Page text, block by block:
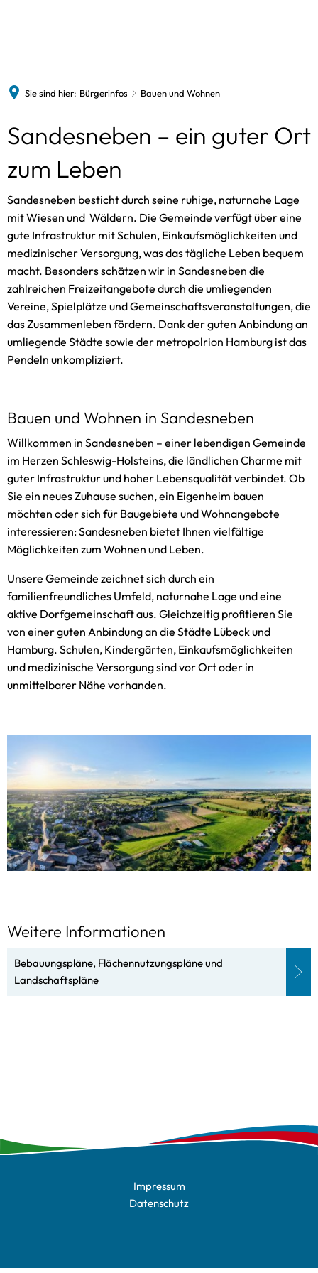
St. MarienkircheGebühren und Steuern
Kitas und Schulen
Bürgerbus
Bücherei
Spielothek
Schwimmbad
Freiwillige Feuerwehr
Sie sind hier: Bürgerinfos Bauen und Wohnen
Sandesneben – ein guter Ort
zum Leben
Sandesneben besticht durch seine ruhige, naturnahe Lage
mit Wiesen und Wäldern. Die Gemeinde verfügt über eine
gute Infrastruktur mit Schulen, Einkaufsmöglichkeiten und
medizinischer Versorgung, was das tägliche Leben bequem
macht. Besonders schätzen wir in Sandesneben die
zahlreichen Freizeitangebote durch die umliegenden
Vereine, Spielplätze und Gemeinschaftsveranstaltungen, die
das Zusammenleben fördern. Dank der guten Anbindung an
umliegende Städte sowie der metropolrion Hamburg ist das
Pendeln unkompliziert.
Bauen und Wohnen in Sandesneben
Willkommen in Sandesneben – einer lebendigen Gemeinde
im Herzen Schleswig-Holsteins, die ländlichen Charme mit
guter Infrastruktur und hoher Lebensqualität verbindet. Ob
Sie ein neues Zuhause suchen, ein Eigenheim bauen
möchten oder sich für Baugebiete und Wohnangebote
interessieren: Sandesneben bietet Ihnen vielfältige
Möglichkeiten zum Wohnen und Leben.
Unsere Gemeinde zeichnet sich durch ein
familienfreundliches Umfeld, naturnahe Lage und eine
aktive Dorfgemeinschaft aus. Gleichzeitig profitieren Sie
von einer guten Anbindung an die Städte Lübeck und
Hamburg. Schulen, Kindergärten, Einkaufsmöglichkeiten
und medizinische Versorgung sind vor Ort oder in
unmittelbarer Nähe vorhanden.
Weitere Informationen
Bebauungspläne, Flächennutzungspläne und
Landschaftspläne
Impressum
Datenschutz